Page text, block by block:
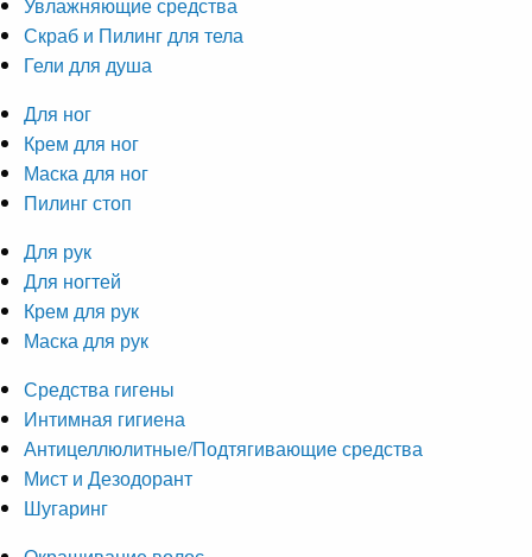
Увлажняющие средства
Скраб и Пилинг для тела
Гели для душа
Для ног
Крем для ног
Маска для ног
Пилинг стоп
Для рук
Для ногтей
Крем для рук
Маска для рук
Средства гигены
Интимная гигиена
Антицеллюлитные/Подтягивающие средства
Мист и Дезодорант
Шугаринг